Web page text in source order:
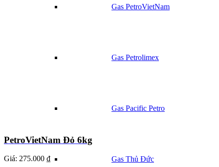
Gas PetroVietNam
Gas Petrolimex
Gas Pacific Petro
Gas Thủ Đức
PetroVietNam Đỏ 6kg
Giá: 275.000 ₫